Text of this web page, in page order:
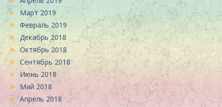
Март 2019
Февраль 2019
Декабрь 2018
Октябрь 2018
Сентябрь 2018
Июнь 2018
Май 2018
Апрель 2018